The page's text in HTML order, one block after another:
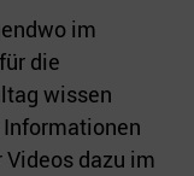
im
die
wissen
Videos dazu im